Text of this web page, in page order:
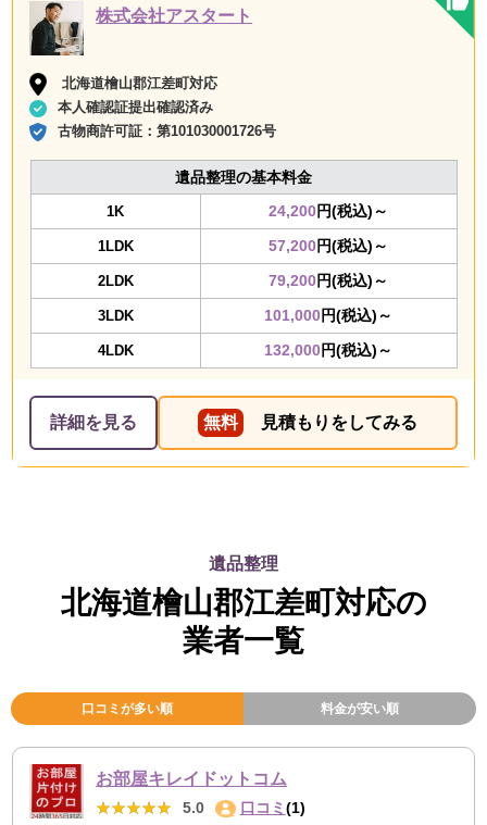
株式会社アスタート
北海道檜山郡江差町対応
本人確認証提出確認済み
古物商許可証：第101030001726号
遺品整理の基本料金
1K 24,200円(税込)～
1LDK 57,200円(税込)～
2LDK 79,200円(税込)～
3LDK 101,000円(税込)～
4LDK 132,000円(税込)～
詳細を見る 無料 見積もりをしてみる
遺品整理
北海道檜山郡江差町対応の
業者一覧
口コミが多い順 料金が安い順
お部屋キレイドットコム
★★★★★
★★★★★ 5.0 口コミ (1)